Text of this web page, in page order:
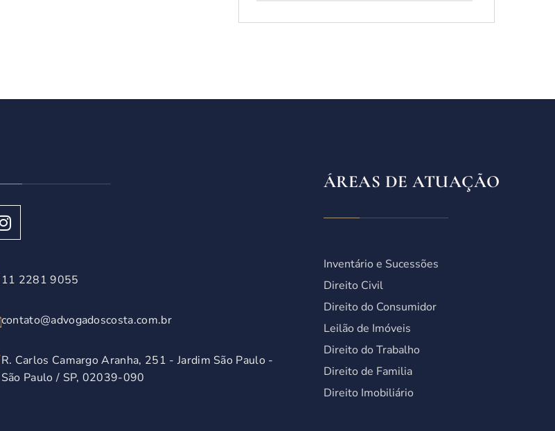
11 2281 9055
contato@advogadoscosta.com.br
R. Carlos Camargo Aranha, 251 - Jardim São Paulo -
São Paulo / SP, 02039-090
ÁREAS DE ATUAÇÃO
Inventário e Sucessões
Direito Civil
Direito do Consumidor
Leilão de Imóveis
Direito do Trabalho
Direito de Familia
Direito Imobiliário